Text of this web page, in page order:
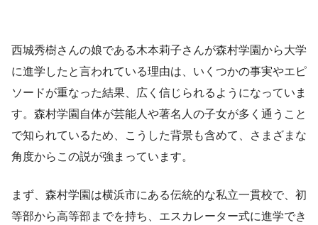
西城秀樹さんの娘である木本莉子さんが森村学園から大学
に進学したと言われている理由は、いくつかの事実やエピ
ソードが重なった結果、広く信じられるようになっていま
す。森村学園自体が芸能人や著名人の子女が多く通うこと
で知られているため、こうした背景も含めて、さまざまな
角度からこの説が強まっています。
まず、森村学園は横浜市にある伝統的な私立一貫校で、初
等部から高等部までを持ち、エスカレーター式に進学でき